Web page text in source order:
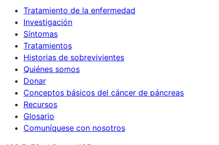
Tratamiento de la enfermedad
Investigación
Síntomas
Tratamientos
Historias de sobrevivientes
Quiénes somos
Donar
Conceptos básicos del cáncer de páncreas
Recursos
Glosario
Comuníquese con nosotros